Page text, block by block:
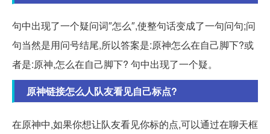
句中出现了一个疑问词″怎么″,使整句话变成了一句问句;问
句当然是用问号结尾,所以答案是:原神怎么在自己脚下?或
者是:原神,怎么在自己脚下? 句中出现了一个疑。
原神链接怎么人队友看见自己标点?
在原神中,如果你想让队友看见你标的点,可以通过在聊天框